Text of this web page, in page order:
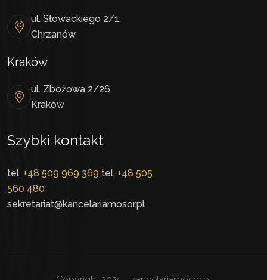
ul. Słowackiego 2/1,
Chrzanów
Kraków
ul. Zbożowa 2/26,
Kraków
Szybki kontakt
tel. +48 509 969 369 tel. +48 505
560 480
sekretariat@kancelariamosor.pl